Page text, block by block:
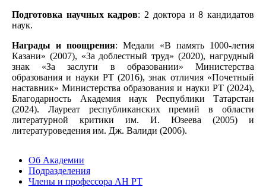
Подготовка научных кадров: 2 доктора и 8 кандидатов
наук.
Награды и поощрения: Медали «В память 1000-летия
Казани» (2007), «За доблестный труд» (2020), нагрудный
знак «За заслуги в образовании» Министерства
образования и науки РТ (2016), знак отличия «Почетный
наставник» Министерства образования и науки РТ (2024),
Благодарность Академия наук Республики Татарстан
(2024). Лауреат республиканских премий в области
литературной критики им. И. Юзеева (2005) и
литературоведения им. Дж. Валиди (2006).
Об Академии
Подразделения
Члены и профессора АН РТ